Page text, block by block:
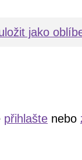
jako
přihlašte nebo